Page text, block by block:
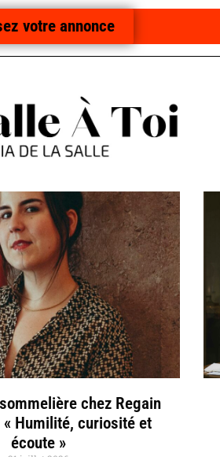
votre annonce
chez Regain
« Humilité, curiosité et
écoute »